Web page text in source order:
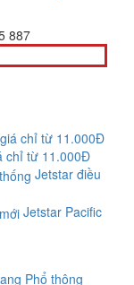
887
chỉ từ 11.000Đ
Jetstar điều
Jetstar Pacific